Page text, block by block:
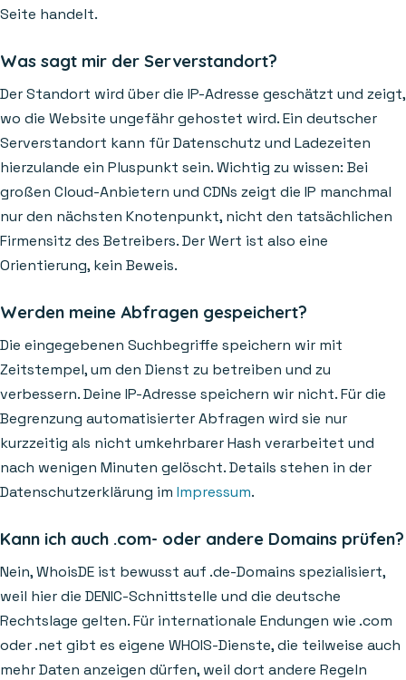
Seite handelt.
Was sagt mir der Serverstandort?
Der Standort wird über die IP-Adresse geschätzt und zeigt,
wo die Website ungefähr gehostet wird. Ein deutscher
Serverstandort kann für Datenschutz und Ladezeiten
hierzulande ein Pluspunkt sein. Wichtig zu wissen: Bei
großen Cloud-Anbietern und CDNs zeigt die IP manchmal
nur den nächsten Knotenpunkt, nicht den tatsächlichen
Firmensitz des Betreibers. Der Wert ist also eine
Orientierung, kein Beweis.
Werden meine Abfragen gespeichert?
Die eingegebenen Suchbegriffe speichern wir mit
Zeitstempel, um den Dienst zu betreiben und zu
verbessern. Deine IP-Adresse speichern wir nicht. Für die
Begrenzung automatisierter Abfragen wird sie nur
kurzzeitig als nicht umkehrbarer Hash verarbeitet und
nach wenigen Minuten gelöscht. Details stehen in der
Datenschutzerklärung im Impressum.
Kann ich auch .com- oder andere Domains prüfen?
Nein, WhoisDE ist bewusst auf .de-Domains spezialisiert,
weil hier die DENIC-Schnittstelle und die deutsche
Rechtslage gelten. Für internationale Endungen wie .com
oder .net gibt es eigene WHOIS-Dienste, die teilweise auch
mehr Daten anzeigen dürfen, weil dort andere Regeln